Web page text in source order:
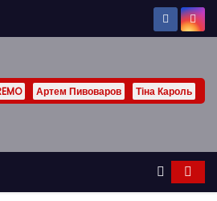
Артем Пивоваров Тіна Кароль